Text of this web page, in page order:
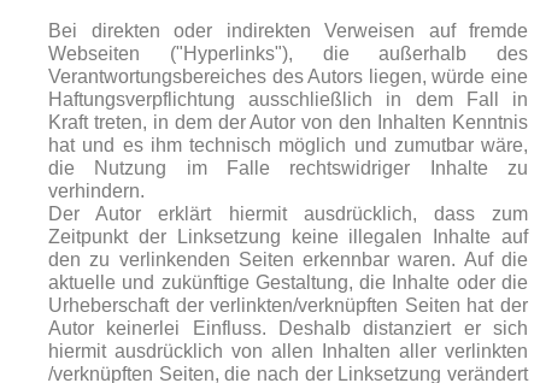
Bei direkten oder indirekten Verweisen auf fremde
Webseiten ("Hyperlinks"), die außerhalb des
Verantwortungsbereiches des Autors liegen, würde eine
Haftungsverpflichtung ausschließlich in dem Fall in
Kraft treten, in dem der Autor von den Inhalten Kenntnis
hat und es ihm technisch möglich und zumutbar wäre,
die Nutzung im Falle rechtswidriger Inhalte zu
verhindern.
Der Autor erklärt hiermit ausdrücklich, dass zum
Zeitpunkt der Linksetzung keine illegalen Inhalte auf
den zu verlinkenden Seiten erkennbar waren. Auf die
aktuelle und zukünftige Gestaltung, die Inhalte oder die
Urheberschaft der verlinkten/verknüpften Seiten hat der
Autor keinerlei Einfluss. Deshalb distanziert er sich
hiermit ausdrücklich von allen Inhalten aller verlinkten
/verknüpften Seiten, die nach der Linksetzung verändert